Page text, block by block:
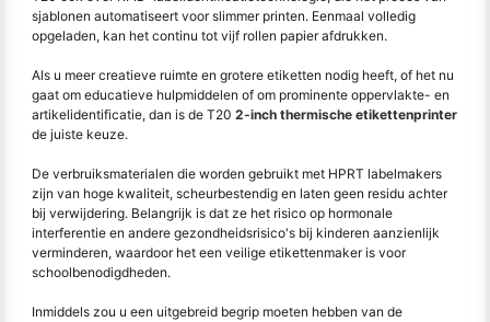
sjablonen automatiseert voor slimmer printen. Eenmaal volledig
opgeladen, kan het continu tot vijf rollen papier afdrukken.
Als u meer creatieve ruimte en grotere etiketten nodig heeft, of het nu
gaat om educatieve hulpmiddelen of om prominente oppervlakte- en
artikelidentificatie, dan is de T20 2-inch thermische etikettenprinter
de juiste keuze.
De verbruiksmaterialen die worden gebruikt met HPRT labelmakers
zijn van hoge kwaliteit, scheurbestendig en laten geen residu achter
bij verwijdering. Belangrijk is dat ze het risico op hormonale
interferentie en andere gezondheidsrisico's bij kinderen aanzienlijk
verminderen, waardoor het een veilige etikettenmaker is voor
schoolbenodigdheden.
Inmiddels zou u een uitgebreid begrip moeten hebben van de